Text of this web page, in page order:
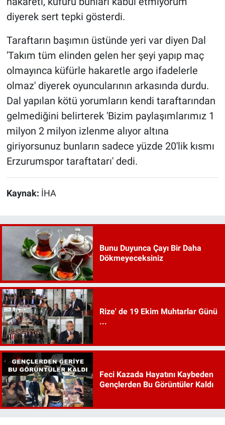
diyerek sert tepki gösterdi.
Taraftarın başımın üstünde yeri var diyen Dal
'Takım tüm elinden gelen her şeyi yapıp maç
olmayınca küfürle hakaretle argo ifadelerle
olmaz' diyerek oyuncularının arkasında durdu.
Dal yapılan kötü yorumların kendi taraftarından
gelmediğini belirterek 'Bizim paylaşımlarımız 1
milyon 2 milyon izlenme alıyor altına
giriyorsunuz bunların sadece yüzde 20'lik kısmı
Erzurumspor taraftatarı' dedi.
Kaynak: İHA
Bunu Duyunca Çayı Bir Daha
Dökmeyeceksiniz
Rize' de 19 Ekim Muhtarlar Günü
...
Feci Kazada Hayatını Kaybeden
Gençlerden Bu Görüntüler Kaldı